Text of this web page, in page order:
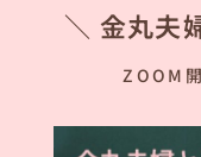
＼ 金丸夫
ZOOM